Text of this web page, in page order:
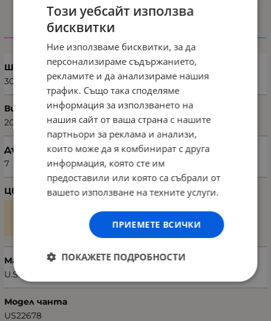
Ширина (см)
30
Височина (см)
20
Дълбочина (см)
7
Цвят
Марка
U.S. POLO ASSN.
Модел чанта
US22678
Този уебсайт използва
бисквитки
Ние използваме бисквитки, за да
персонализираме съдържанието,
рекламите и да анализираме нашия
трафик. Също така споделяме
информация за използването на
нашия сайт от ваша страна с нашите
партньори за реклама и анализи,
които може да я комбинират с друга
информация, която сте им
предоставили или която са събрали от
вашето използване на техните услуги.
ПРИЕМЕТЕ ВСИЧКИ
ПОКАЖЕТЕ ПОДРОБНОСТИ